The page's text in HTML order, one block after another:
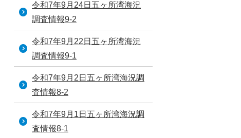
令和7年9月24日五ヶ所湾海況
調査情報9-2
令和7年9月22日五ヶ所湾海況
調査情報9-1
令和7年9月2日五ヶ所湾海況調
査情報8-2
令和7年9月1日五ヶ所湾海況調
査情報8-1